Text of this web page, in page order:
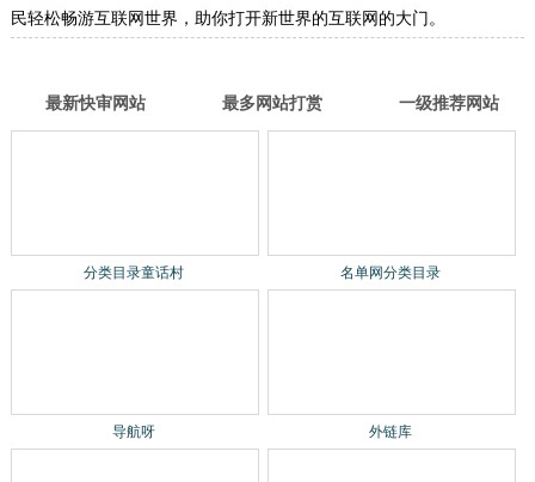
民轻松畅游互联网世界，助你打开新世界的互联网的大门。
最新快审网站 最多网站打赏 一级推荐网站
分类目录童话村 名单网分类目录
导航呀 外链库